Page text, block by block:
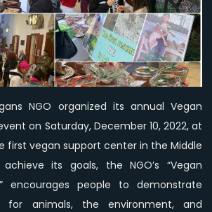
Up
The
Holiday
Season
at
Vegans
Social
Hub
NGO organized its annual Vegan
on Saturday, December 10, 2022, at
first vegan support center in the Middle
its goals, the NGO’s “Vegan
encourages people to demonstrate
for animals, the environment, and